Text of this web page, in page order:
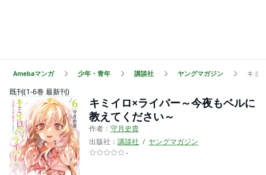
Amebaマンガ 少年・青年 講談社 ヤングマガジン キミ
既刊(1-6巻 最新刊)
キミイロ×ライバー～今夜もベルに
教えてください～
作者： 守月史貴
出版社： 講談社
ヤングマガジン
-